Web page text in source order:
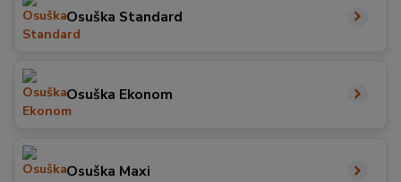
Osuška Standard
Osuška Ekonom
Osuška Maxi